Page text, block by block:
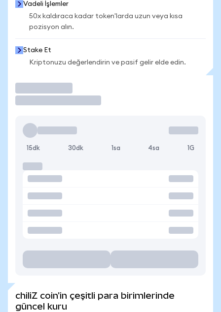
Vadeli İşlemler
50x kaldıraca kadar token'larda uzun veya kısa
pozisyon alın.
Stake Et
Kriptonuzu değerlendirin ve pasif gelir elde edin.
15dk 30dk 1sa 4sa 1G
chiliZ coin'in çeşitli para birimlerinde
güncel kuru